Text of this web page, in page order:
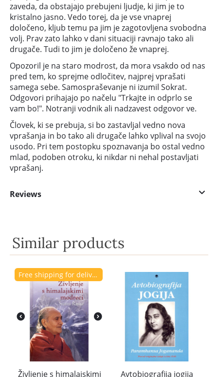
zaveda, da obstajajo prebujeni ljudje, ki jim je to
kristalno jasno. Vedo torej, da je vse vnaprej
določeno, kljub temu pa jim je zagotovljena svobodna
volj. Prav zato lahko v dani situaciji ravnajo tako ali
drugače. Tudi to jim je določeno že vnaprej.
Opozoril je na staro modrost, da mora vsakdo od nas
pred tem, ko sprejme odločitev, najprej vprašati
samega sebe. Samospraševanje ni izumil Sokrat.
Odgovori prihajajo po načelu "Trkajte in odprlo se
vam bo!". Notranji vodnik ali nadzavest odgovor ve.
Človek, ki se prebuja, si bo zastavljal vedno nova
vprašanja in bo tako ali drugače lahko vplival na svojo
usodo. Pri tem postopku spoznavanja bo ostal vedno
mlad, podoben otroku, ki nikdar ni nehal postavljati
vprašanj.
Reviews
Similar products
Free shipping for delivery to Slovenia.
Življenje s himalajskimi
Avtobiografija jogija